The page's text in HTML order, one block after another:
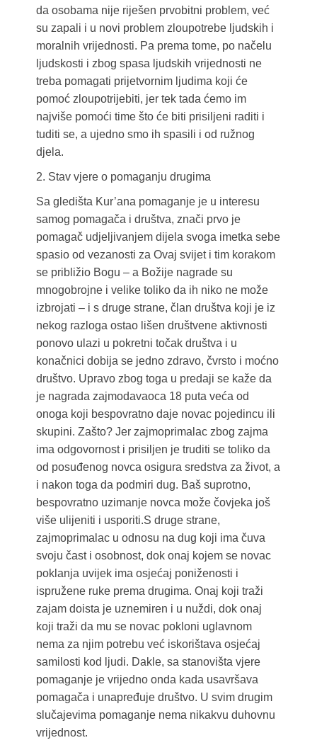
da osobama nije riješen prvobitni problem, već
su zapali i u novi problem zloupotrebe ljudskih i
moralnih vrijednosti. Pa prema tome, po načelu
ljudskosti i zbog spasa ljudskih vrijednosti ne
treba pomagati prijetvornim ljudima koji će
pomoć zloupotrijebiti, jer tek tada ćemo im
najviše pomoći time što će biti prisiljeni raditi i
tuditi se, a ujedno smo ih spasili i od ružnog
djela.
2. Stav vjere o pomaganju drugima
Sa gledišta Kur’ana pomaganje je u interesu
samog pomagača i društva, znači prvo je
pomagač udjeljivanjem dijela svoga imetka sebe
spasio od vezanosti za Ovaj svijet i tim korakom
se približio Bogu – a Božije nagrade su
mnogobrojne i velike toliko da ih niko ne može
izbrojati – i s druge strane, član društva koji je iz
nekog razloga ostao lišen društvene aktivnosti
ponovo ulazi u pokretni točak društva i u
konačnici dobija se jedno zdravo, čvrsto i moćno
društvo. Upravo zbog toga u predaji se kaže da
je nagrada zajmodavaoca 18 puta veća od
onoga koji bespovratno daje novac pojedincu ili
skupini. Zašto? Jer zajmoprimalac zbog zajma
ima odgovornost i prisiljen je truditi se toliko da
od posuđenog novca osigura sredstva za život, a
i nakon toga da podmiri dug. Baš suprotno,
bespovratno uzimanje novca može čovjeka još
više ulijeniti i usporiti.S druge strane,
zajmoprimalac u odnosu na dug koji ima čuva
svoju čast i osobnost, dok onaj kojem se novac
poklanja uvijek ima osjećaj poniženosti i
ispružene ruke prema drugima. Onaj koji traži
zajam doista je uznemiren i u nuždi, dok onaj
koji traži da mu se novac pokloni uglavnom
nema za njim potrebu već iskorištava osjećaj
samilosti kod ljudi. Dakle, sa stanovišta vjere
pomaganje je vrijedno onda kada usavršava
pomagača i unapređuje društvo. U svim drugim
slučajevima pomaganje nema nikakvu duhovnu
vrijednost.